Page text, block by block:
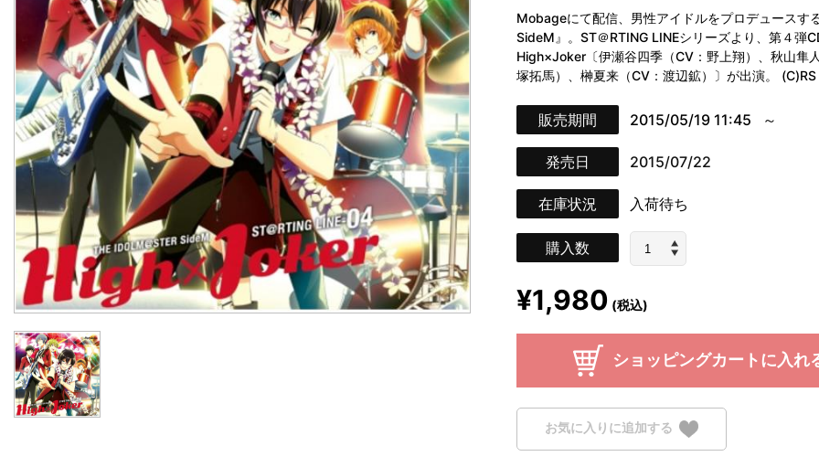
Mobageにて配信、男性アイドルをプロデュースす
SideM』。ST＠RTING LINEシリーズより、第４弾
High×Joker〔伊瀬谷四季（CV：野上翔）、秋山隼
塚拓馬）、榊夏来（CV：渡辺鉱）〕が出演。 (C)RS
販売期間 2015/05/19 11:45
発売日 2015/07/22
在庫状況 入荷待ち
購入数
¥1,980 (税込)
ショッピングカートに入れ
お気に入りに追加する